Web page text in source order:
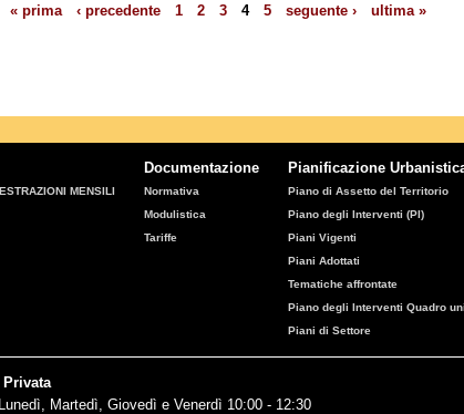
« prima ‹ precedente 1 2 3 4 5 seguente › ultima »
MENSILI
Documentazione
Normativa
Modulistica
Tariffe
Pianificazione
Piano di Assetto del Territorio
Piano degli Interventi (PI)
Piani Vigenti
Piani Adottati
Tematiche affrontate
Piano degli Interventi Quadro
Piani di Settore
Martedì, Giovedì e Venerdì 10:00 - 12:30